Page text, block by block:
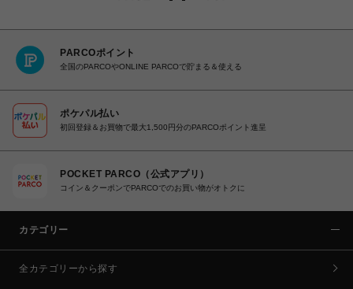
PARCOポイント
全国のPARCOやONLINE PARCOで貯まる＆使える
ポケパル払い
初回登録＆お買物で最大1,500円分のPARCOポイント進呈
POCKET PARCO（公式アプリ）
コイン＆クーポンでPARCOでのお買い物がオトクに
カテゴリー
全カテゴリーから探す